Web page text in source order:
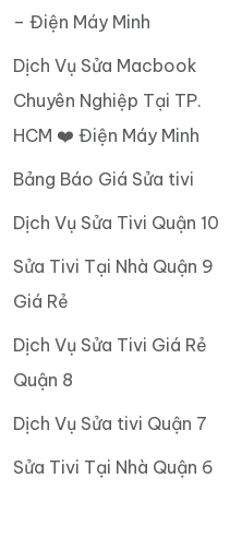
– Điện Máy Minh
Dịch Vụ Sửa Macbook
Chuyên Nghiệp Tại TP.
HCM ❤️ Điện Máy Minh
Bảng Báo Giá Sửa tivi
Dịch Vụ Sửa Tivi Quận 10
Sửa Tivi Tại Nhà Quận 9
Giá Rẻ
Dịch Vụ Sửa Tivi Giá Rẻ
Quận 8
Dịch Vụ Sửa tivi Quận 7
Sửa Tivi Tại Nhà Quận 6